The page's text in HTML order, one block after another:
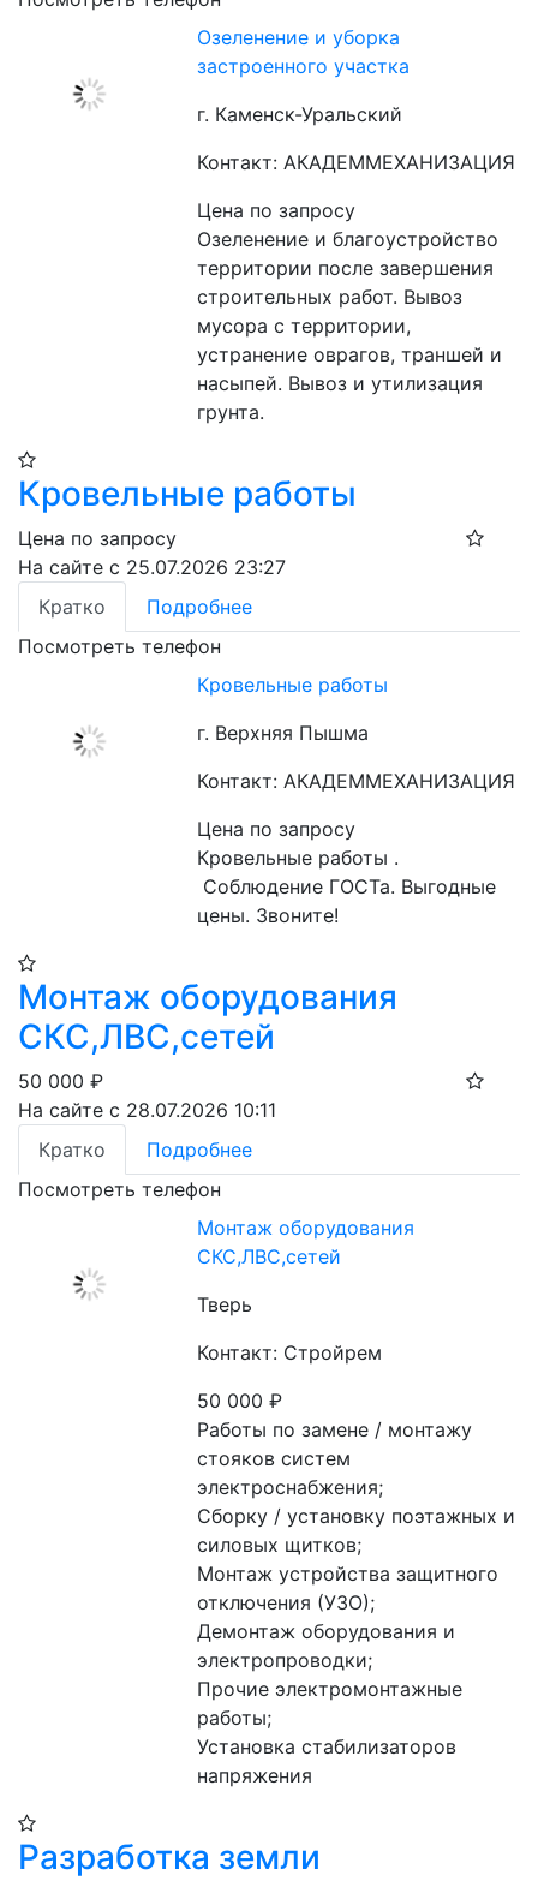
Озеленение и уборка
застроенного участка
г. Каменск-Уральский
Контакт: АКАДЕММЕХАНИЗАЦИЯ
Цена по запросу
Озеленение и благоустройство
территории после завершения
строительных работ. Вывоз
мусора с территории,
устранение оврагов, траншей и
насыпей. Вывоз и утилизация
грунта.
Кровельные работы
Цена по запросу
На сайте с 25.07.2026 23:27
Кратко
Подробнее
Посмотреть телефон
Кровельные работы
г. Верхняя Пышма
Контакт: АКАДЕММЕХАНИЗАЦИЯ
Цена по запросу
Кровельные работы .
цены. Звоните!
Монтаж оборудования
СКС,ЛВС,сетей
50 000 ₽
На сайте с 28.07.2026 10:11
Кратко
Подробнее
Посмотреть телефон
Монтаж оборудования
СКС,ЛВС,сетей
Тверь
Контакт: Стройрем
50 000₽
Работы по замене / монтажу
стояков систем
электроснабжения;
Сборку / установку поэтажных и
силовых щитков;
Монтаж устройства защитного
отключения (УЗО);
Демонтаж оборудования и
электропроводки;
Прочие электромонтажные
работы;
Установка стабилизаторов
напряжения
Разработка земли